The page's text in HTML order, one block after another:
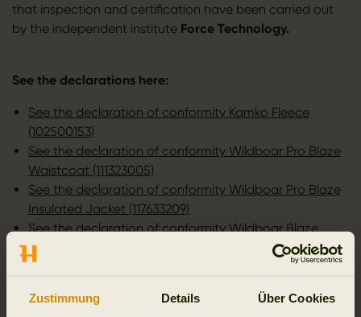
Zustimmung Details Über Cookies
that inspection and certification have been carried out
by the independent institute Force Technology.
See the declarations here:
See the declaration of conformity Kamko Fleece
(102500153)
See the declaration of conformity Wildboar Pro Blaze
Waistcoat (111323005)
See the declaration of conformity Wildboar Pro Blaze
Insulated Jacket (117633209)
See the declaration of conformity Wildboar Blaze
Fleece Jacket (117943209)
hunting